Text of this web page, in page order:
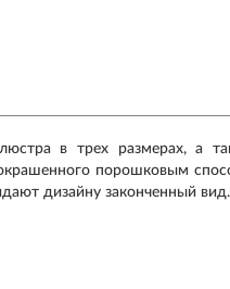
в трех размерах, а
порошковым
дизайну законченный вид.